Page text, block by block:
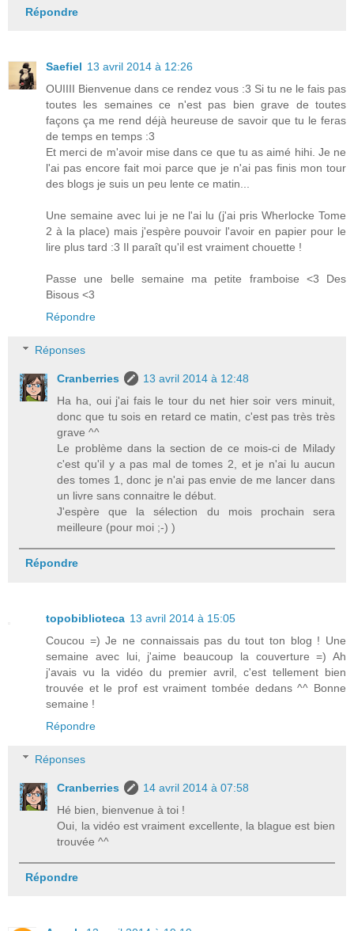
Répondre
Saefiel 13 avril 2014 à 12:26
OUIIII Bienvenue dans ce rendez vous :3 Si tu ne le fais pas
toutes les semaines ce n'est pas bien grave de toutes
façons ça me rend déjà heureuse de savoir que tu le feras
de temps en temps :3
Et merci de m'avoir mise dans ce que tu as aimé hihi. Je ne
l'ai pas encore fait moi parce que je n'ai pas finis mon tour
des blogs je suis un peu lente ce matin...
Une semaine avec lui je ne l'ai lu (j'ai pris Wherlocke Tome
2 à la place) mais j'espère pouvoir l'avoir en papier pour le
lire plus tard :3 Il paraît qu'il est vraiment chouette !
Passe une belle semaine ma petite framboise <3 Des
Bisous <3
Répondre
Réponses
Cranberries
13 avril 2014 à 12:48
Ha ha, oui j'ai fais le tour du net hier soir vers minuit,
donc que tu sois en retard ce matin, c'est pas très très
grave ^^
Le problème dans la section de ce mois-ci de Milady
c'est qu'il y a pas mal de tomes 2, et je n'ai lu aucun
des tomes 1, donc je n'ai pas envie de me lancer dans
un livre sans connaitre le début.
J'espère que la sélection du mois prochain sera
meilleure (pour moi ;-) )
Répondre
topobiblioteca 13 avril 2014 à 15:05
Coucou =) Je ne connaissais pas du tout ton blog ! Une
semaine avec lui, j'aime beaucoup la couverture =) Ah
j'avais vu la vidéo du premier avril, c'est tellement bien
trouvée et le prof est vraiment tombée dedans ^^ Bonne
semaine !
Répondre
Réponses
Cranberries
14 avril 2014 à 07:58
Hé bien, bienvenue à toi !
Oui, la vidéo est vraiment excellente, la blague est bien
trouvée ^^
Répondre